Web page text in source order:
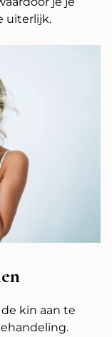
uiterlijk.
kin aan te